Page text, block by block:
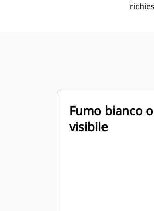
Fumo bianco
visibile